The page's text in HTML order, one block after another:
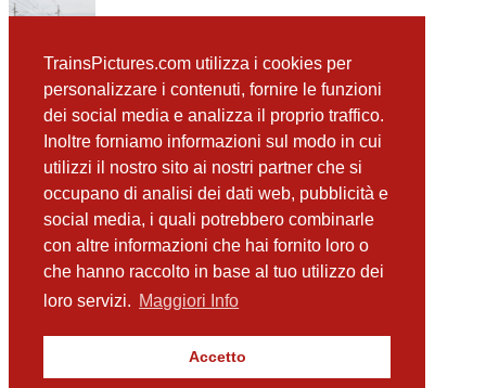
TrainsPictures.com utilizza i cookies per
personalizzare i contenuti, fornire le funzioni
dei social media e analizza il proprio traffico.
Inoltre forniamo informazioni sul modo in cui
utilizzi il nostro sito ai nostri partner che si
occupano di analisi dei dati web, pubblicità e
social media, i quali potrebbero combinarle
con altre informazioni che hai fornito loro o
che hanno raccolto in base al tuo utilizzo dei
loro servizi. Maggiori Info
Accetto
precedente
OBB 4744 514 Tullnerfeld
successiva
OBB 1016 027 Tullnerfeld
📸 Fotografie scattate nei dintorniVedi tutte ➔
OBB 1116 227 e 207 Tullnerfeld
(13 m)
Flirt Kiss Westbahn 031 Tullnerfeld
OBB 1116 182 Tullnerfeld